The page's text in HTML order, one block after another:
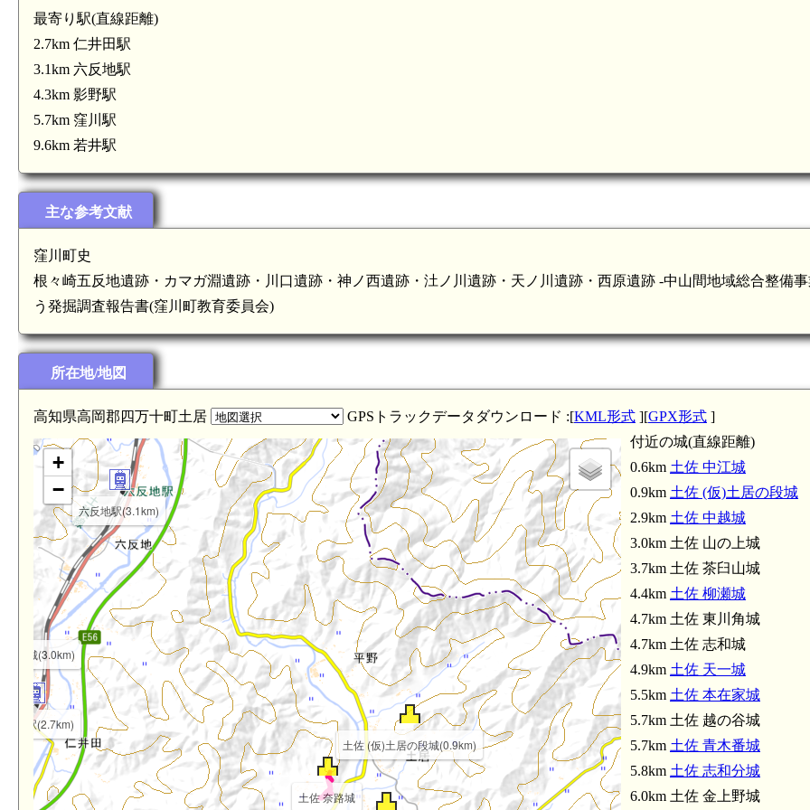
最寄り駅(直線距離)
2.7km 仁井田駅
3.1km 六反地駅
4.3km 影野駅
5.7km 窪川駅
9.6km 若井駅
主な参考文献
窪川町史
根々崎五反地遺跡・カマガ淵遺跡・川口遺跡・神ノ西遺跡・汢ノ川遺跡・天ノ川遺跡・西原遺跡 -中山間地域総合整備
う発掘調査報告書(窪川町教育委員会)
所在地/地図
高知県高岡郡四万十町土居 GPSトラックデータダウンロード :[KML形式 ][GPX形式 ]
井田駅(2.7km)
六反地駅(3.1km)
影野駅(4.3km)
土佐 奈路城
土佐 (仮)土居の段城(0.9km)
の上城(3.0km)
+
−
付近の城(直線距離)
0.6km 土佐 中江城
0.9km 土佐 (仮)土居の段城
2.9km 土佐 中越城
3.0km 土佐 山の上城
3.7km 土佐 茶臼山城
4.4km 土佐 柳瀬城
4.7km 土佐 東川角城
4.7km 土佐 志和城
4.9km 土佐 天一城
5.5km 土佐 本在家城
5.7km 土佐 越の谷城
5.7km 土佐 青木番城
5.8km 土佐 志和分城
6.0km 土佐 金上野城